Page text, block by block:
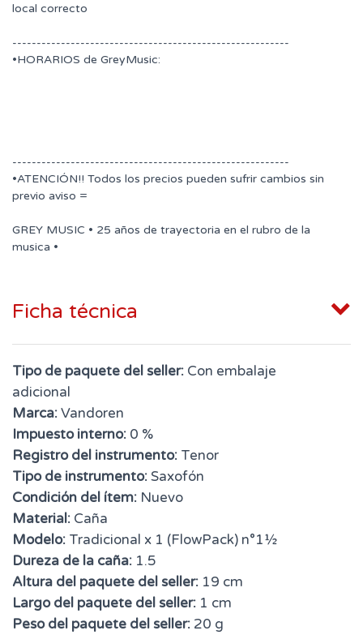
local correcto
---------------------------------------------------------
•HORARIOS de GreyMusic:
---------------------------------------------------------
•ATENCIÓN!! Todos los precios pueden sufrir cambios sin
previo aviso =
GREY MUSIC • 25 años de trayectoria en el rubro de la
musica •
Ficha técnica
Tipo de paquete del seller: Con embalaje
adicional
Marca:Vandoren
Impuesto interno: 0 %
Registro del instrumento: Tenor
Tipo de instrumento:Saxofón
Condición del ítem: Nuevo
Material: Caña
Modelo: Tradicional x 1 (FlowPack) n°1½
Dureza de la caña: 1.5
Altura del paquete del seller: 19 cm
Largo del paquete del seller: 1 cm
Peso del paquete del seller: 20 g